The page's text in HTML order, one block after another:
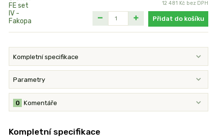
12 481 Kč bez DPH
Přidat do košíku
Kompletní specifikace
Parametry
Komentáře
0
Kompletní specifikace